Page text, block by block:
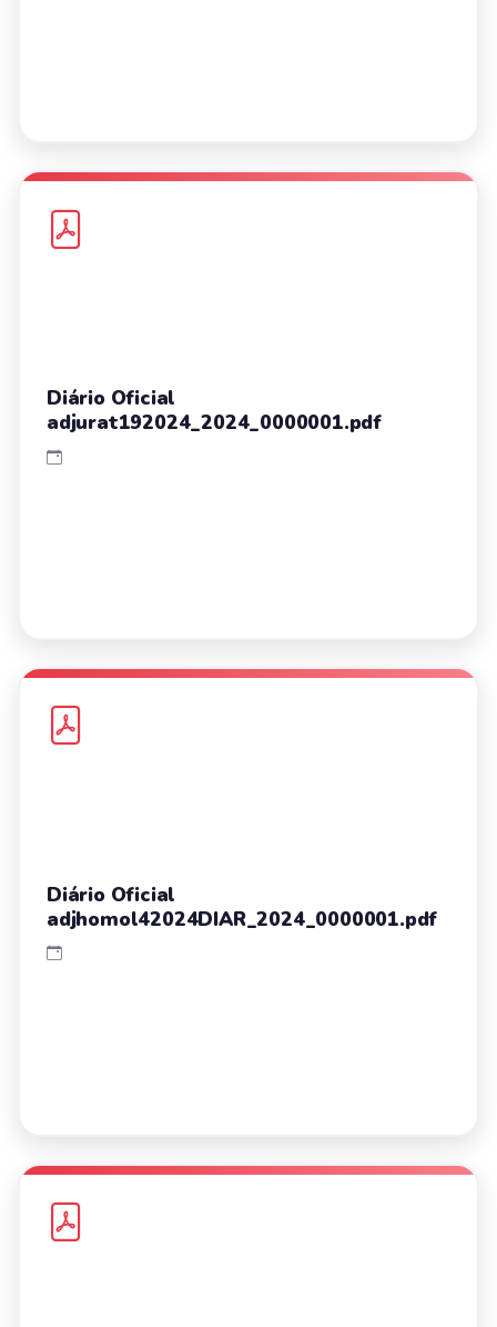
Diário Oficial
adjurat192024_2024_0000001.pdf
Diário Oficial
adjhomol42024DIAR_2024_0000001.pdf